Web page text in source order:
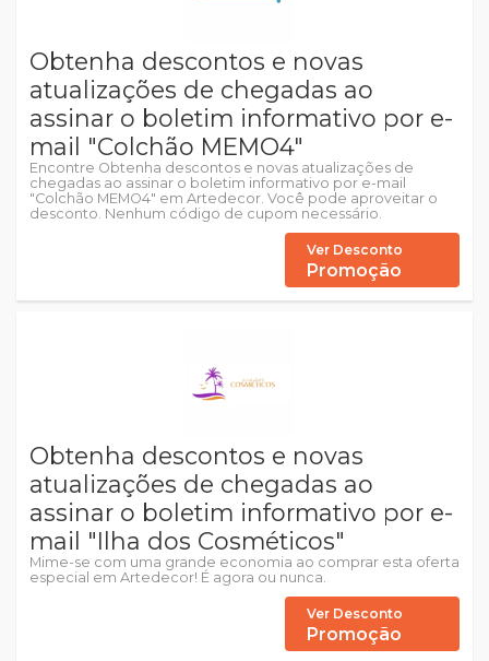
Obtenha descontos e novas
atualizações de chegadas ao
assinar o boletim informativo por e-
mail "Colchão MEMO4"
Encontre Obtenha descontos e novas atualizações de
chegadas ao assinar o boletim informativo por e-mail
"Colchão MEMO4" em Artedecor. Você pode aproveitar o
desconto. Nenhum código de cupom necessário.
Ver Desconto
Promoção
Obtenha descontos e novas
atualizações de chegadas ao
assinar o boletim informativo por e-
mail "Ilha dos Cosméticos"
Mime-se com uma grande economia ao comprar esta oferta
especial em Artedecor! É agora ou nunca.
Ver Desconto
Promoção